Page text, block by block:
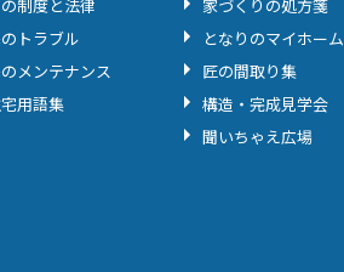
制度と法律
トラブル
メンテナンス
用語集
家づくりの処方箋
となりのマイホーム
匠の間取り集
構造・完成見学会
聞いちゃえ広場